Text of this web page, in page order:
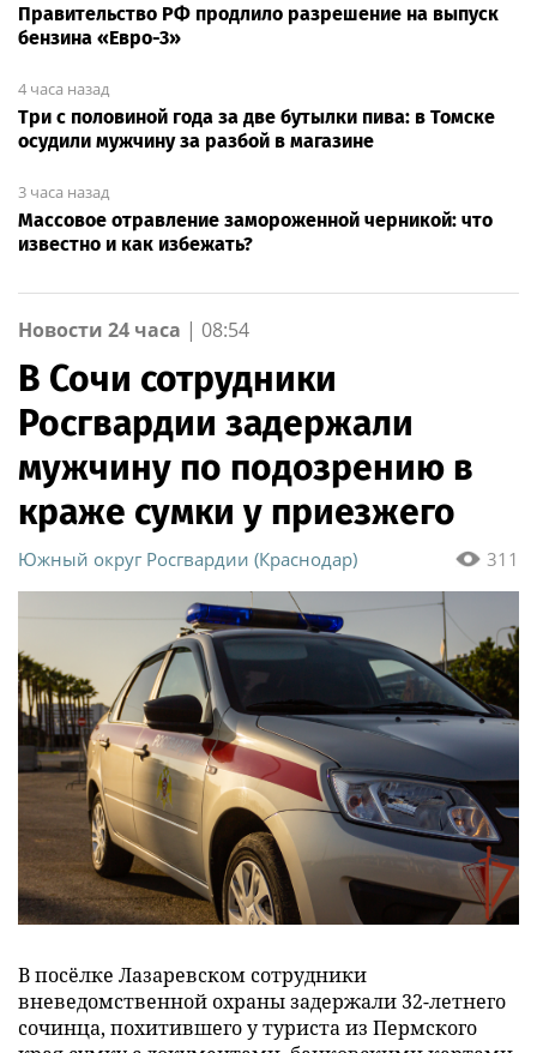
Правительство РФ продлило разрешение на выпуск
бензина «Евро-3»
4 часа назад
Три с половиной года за две бутылки пива: в Томске
осудили мужчину за разбой в магазине
3 часа назад
Массовое отравление замороженной черникой: что
известно и как избежать?
Новости 24 часа | 08:54
В Сочи сотрудники
Росгвардии задержали
мужчину по подозрению в
краже сумки у приезжего
311
Южный округ Росгвардии (Краснодар)
В посёлке Лазаревском сотрудники
вневедомственной охраны задержали 32-летнего
сочинца, похитившего у туриста из Пермского